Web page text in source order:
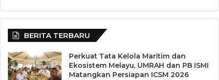
BERITA TERBARU
Perkuat Tata Kelola Maritim dan
Ekosistem Melayu, UMRAH dan PB ISMI
Matangkan Persiapan ICSM 2026